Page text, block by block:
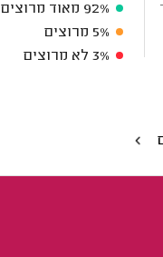
92% מאוד מרוצים
5% מרוצים
3% לא מרוצים